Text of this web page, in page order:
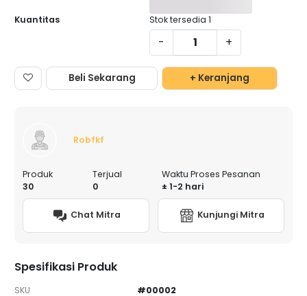
Kuantitas Stok tersedia 1
- +
Beli Sekarang + Keranjang
Robfkf
Produk
30
Terjual
0
Waktu Proses Pesanan
± 1-2 hari
Chat Mitra Kunjungi Mitra
Spesifikasi Produk
SKU
#00002